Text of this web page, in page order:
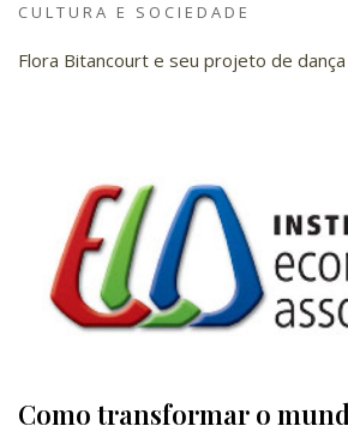
CULTURA E SOCIEDADE
Flora Bitancourt e seu projeto de dança
Como transformar o